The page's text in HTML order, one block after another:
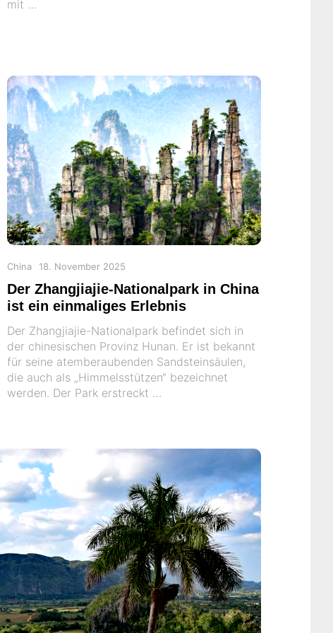
mit …
Categories
China
Posted
18. November 2025
Der Zhangjiajie-Nationalpark in China
ist ein einmaliges Erlebnis
Der Zhangjiajie-Nationalpark befindet sich in
der chinesischen Provinz Hunan. Er ist bekannt
für seine atemberaubenden Sandsteinsäulen,
die auch als „Himmelsstützen“ bezeichnet
werden. Der Park erstreckt …